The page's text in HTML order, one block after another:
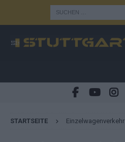
STARTSEITE Einzelwagenverkehr